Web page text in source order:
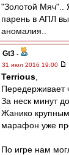
"Золотой Мяч"..
парень в АПЛ
аномалия..
Gt3 -
31 июл 2016 19:00
Terrious
Передерживает
За неск минут
Жанико
марафон уже
По игре нам